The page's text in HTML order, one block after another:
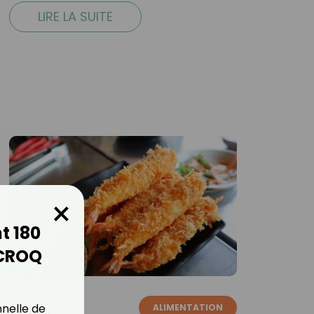
LIRE LA SUITE
21 mai 2026 ALIMENTATION
×
180
de